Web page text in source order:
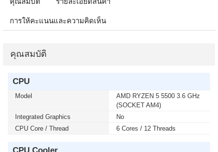
เมื่อซื้อพร้อมคอมเซ็ต ลดทันที 50 บาท จากปกติ 740 บาท
(MK250) WIRELESS GRAPHITE (1 เซ็ต ต่อ 1 อัน) สนใจ
โปรโมชั่นนี้ ติดต่อ 02-017-4444
บาท เหลือเพียง 3,690 บาท MICROSOFT WINDOWS 11
HOME 64bit Eng Intl 1pk DSP OEI DVD (KW9-00632)(1
บาท เหลือเพียง 4,390 บาท MICROSOFT WINDOWS 11
การให้คะแนนและความคิดเห็น
คุณสมบัติ
CPU
Model
AMD RYZEN 5 5500 3.6 GHz
(SOCKET AM4)
Integrated Graphics
No
CPU Core / Thread
6 Cores / 12 Threads
CPU Cooler